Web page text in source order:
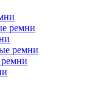
ремни
ремни